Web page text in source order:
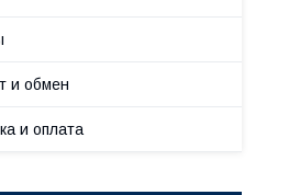
и обмен
и оплата